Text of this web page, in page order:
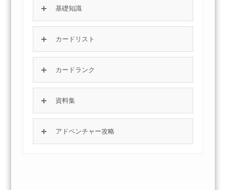
基礎知識
カードリスト
カードランク
資料集
アドベンチャー攻略